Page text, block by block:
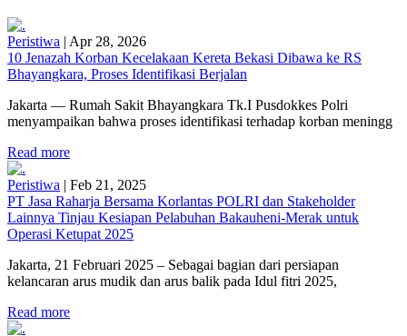
Peristiwa | Apr 28, 2026
10 Jenazah Korban Kecelakaan Kereta Bekasi Dibawa ke RS
Bhayangkara, Proses Identifikasi Berjalan
Jakarta — Rumah Sakit Bhayangkara Tk.I Pusdokkes Polri
menyampaikan bahwa proses identifikasi terhadap korban meningg
Read more
Peristiwa | Feb 21, 2025
PT Jasa Raharja Bersama Korlantas POLRI dan Stakeholder
Lainnya Tinjau Kesiapan Pelabuhan Bakauheni-Merak untuk
Operasi Ketupat 2025
Jakarta, 21 Februari 2025 – Sebagai bagian dari persiapan
kelancaran arus mudik dan arus balik pada Idul fitri 2025,
Read more